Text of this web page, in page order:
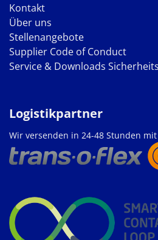
Kontakt
Über uns
Stellenangebote
Supplier Code of Conduct
Service & Downloads
Logistikpartner
Wir versenden in 24-48 Stunden